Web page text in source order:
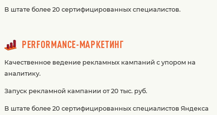
В штате более 20 сертифицированных специалистов.
PERFORMANCE-МАРКЕТИНГ
Качественное ведение рекламных кампаний с упором на
аналитику.
Запуск рекламной кампании от 20 тыс. руб.
В штате более 20 сертифицированных специалистов Яндекса